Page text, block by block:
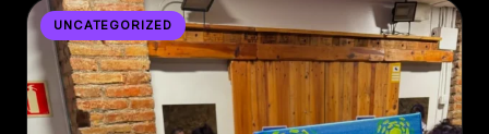
UNCATEGORIZED